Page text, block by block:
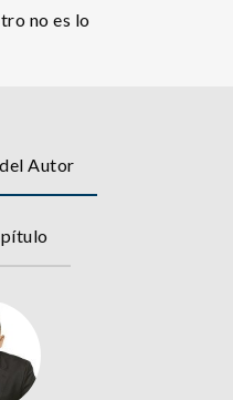
no es lo
Autor